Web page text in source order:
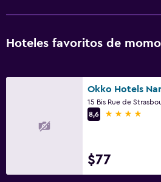
Hoteles favoritos de
8,6
4 estrellas
$77